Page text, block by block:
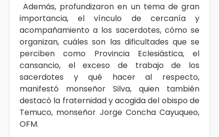
Además, profundizaron en un tema de gran
importancia, el vínculo de cercanía y
acompañamiento a los sacerdotes, cómo se
organizan, cuáles son las dificultades que se
perciben como Provincia Eclesiástica, el
cansancio, el exceso de trabajo de los
sacerdotes y qué hacer al respecto,
manifestó monseñor Silva, quien también
destacó la fraternidad y acogida del obispo de
Temuco, monseñor Jorge Concha Cayuqueo,
OFM.